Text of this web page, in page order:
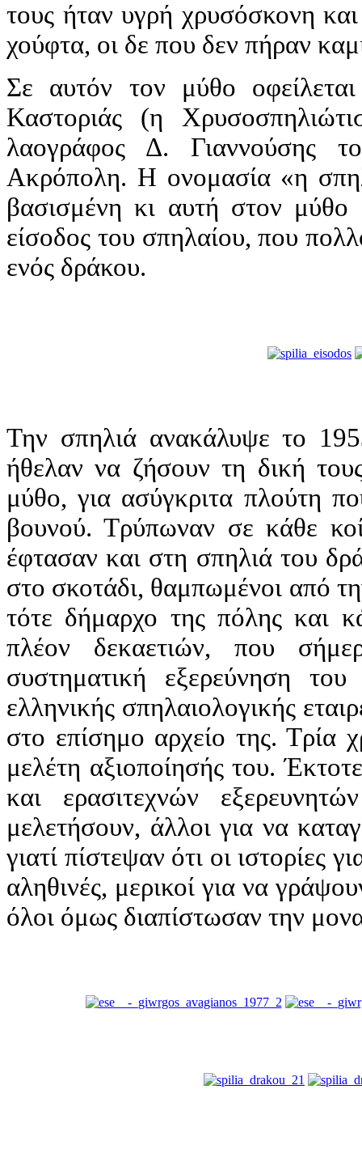
τους ήταν υγρή χρυσόσκονη
χούφτα, οι δε που δεν πήραν
Σε αυτόν τον μύθο
Καστοριάς (η
λαογράφος Δ. Γιαννούσης
Ακρόπολη. Η ονομασία «η
βασισμένη κι αυτή στον
είσοδος του σπηλαίου, που
ενός δράκου.
Την σπηλιά ανακάλυψε το
ήθελαν να ζήσουν τη δική
μύθο, για ασύγκριτα πλούτη
βουνού. Τρύπωναν σε κάθε
έφτασαν και στη σπηλιά του
στο σκοτάδι, θαμπωμένοι από
τότε δήμαρχο της πόλης και
πλέον δεκαετιών, που
συστηματική εξερεύνηση
ελληνικής σπηλαιολογικής
στο επίσημο αρχείο της. Τρία
μελέτη αξιοποίησής του.
και ερασιτεχνών
μελετήσουν, άλλοι για να
γιατί πίστεψαν ότι οι ιστορίες
αληθινές, μερικοί για να
όλοι όμως διαπίστωσαν την